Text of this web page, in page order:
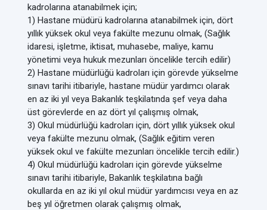
kadrolarına atanabilmek için;
1) Hastane müdürü kadrolarına atanabilmek için, dört
yıllık yüksek okul veya fakülte mezunu olmak, (Sağlık
idaresi, işletme, iktisat, muhasebe, maliye, kamu
yönetimi veya hukuk mezunları öncelikle tercih edilir)
2) Hastane müdürlüğü kadroları için görevde yükselme
sınavı tarihi itibariyle, hastane müdür yardımcı olarak
en az iki yıl veya Bakanlık teşkilatında şef veya daha
üst görevlerde en az dört yıl çalışmış olmak,
3) Okul müdürlüğü kadroları için, dört yıllık yüksek okul
veya fakülte mezunu olmak, (Sağlık eğitim veren
yüksek okul ve fakülte mezunları öncelikle tercih edilir.)
4) Okul müdürlüğü kadroları için görevde yükselme
sınavı tarihi itibariyle, Bakanlık teşkilatına bağlı
okullarda en az iki yıl okul müdür yardımcısı veya en az
beş yıl öğretmen olarak çalışmış olmak,